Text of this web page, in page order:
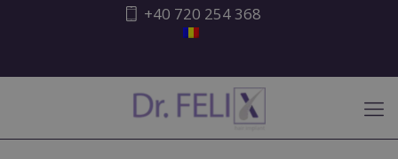
+40 720 254 368